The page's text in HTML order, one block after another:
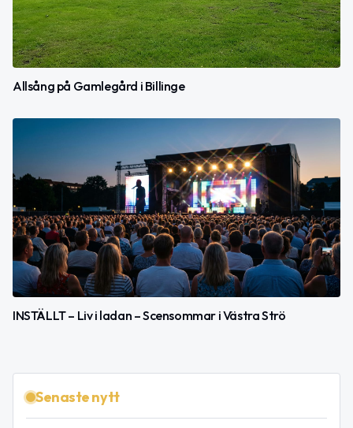
Allsång på Gamlegård i Billinge
INSTÄLLT – Liv i ladan – Scensommar i Västra Strö
Senaste nytt